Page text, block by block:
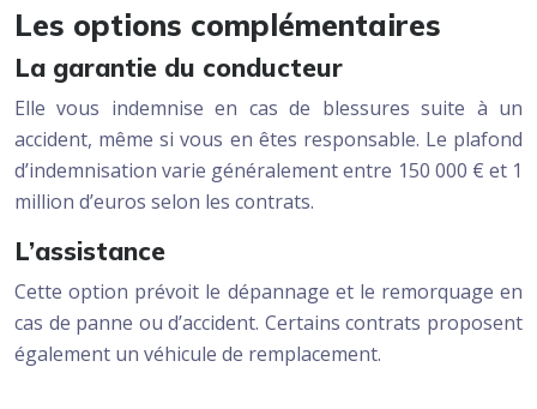
Les options complémentaires
La garantie du conducteur
Elle vous indemnise en cas de blessures suite à un
accident, même si vous en êtes responsable. Le plafond
d’indemnisation varie généralement entre 150 000 € et 1
million d’euros selon les contrats.
L’assistance
Cette option prévoit le dépannage et le remorquage en
cas de panne ou d’accident. Certains contrats proposent
également un véhicule de remplacement.